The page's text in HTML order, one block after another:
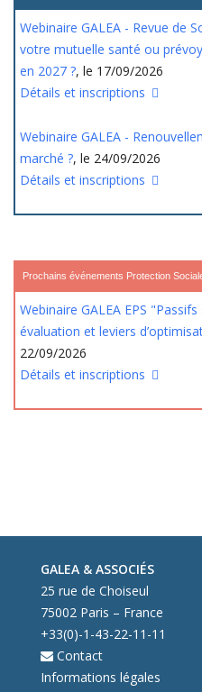
Webinaire GALEA - Revue de
votre mutuelle santé ou
en 2027 ?, le 17/09/2026
Détails et inscriptions
Webinaire GALEA -
marché ?, le 24/09/2026
Détails et inscriptions
Prochains événements Protection
Webinaire GALEA EPS
évaluation et leviers
22/09/2026
Détails et inscriptions
GALEA & ASSOCIÉS
25 rue de Choiseul
75002 Paris – France
+33(0)-1-43-22-11-11
Contact
Informations légales